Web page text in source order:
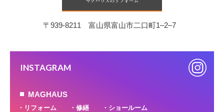
〒939-8211 富山県富山市二口町1‒2‒7
INSTAGRAM
MAGHAUS
リフォーム 修繕 ショールーム